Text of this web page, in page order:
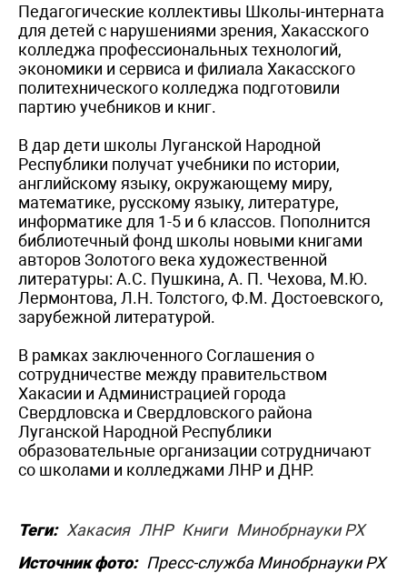
Педагогические коллективы Школы-интерната
для детей с нарушениями зрения, Хакасского
колледжа профессиональных технологий,
экономики и сервиса и филиала Хакасского
политехнического колледжа подготовили
партию учебников и книг.
В дар дети школы Луганской Народной
Республики получат учебники по истории,
английскому языку, окружающему миру,
математике, русскому языку, литературе,
информатике для 1-5 и 6 классов. Пополнится
библиотечный фонд школы новыми книгами
авторов Золотого века художественной
литературы: А.С. Пушкина, А. П. Чехова, М.Ю.
Лермонтова, Л.Н. Толстого, Ф.М. Достоевского,
зарубежной литературой.
В рамках заключенного Соглашения о
сотрудничестве между правительством
Хакасии и Администрацией города
Свердловска и Свердловского района
Луганской Народной Республики
образовательные организации сотрудничают
со школами и колледжами ЛНР и ДНР.
Теги: Хакасия ЛНР Книги Минобрнауки РХ
Источник фото: Пресс-служба Минобрнауки РХ